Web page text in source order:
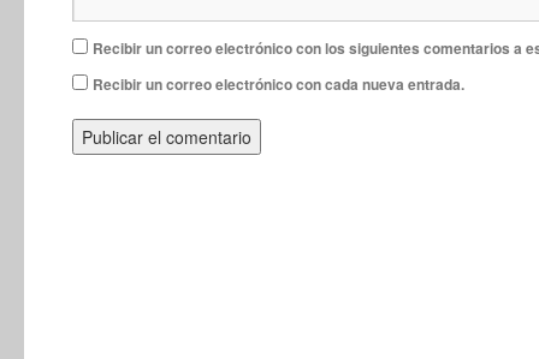
Recibir un correo electrónico con los siguientes comentarios a
Recibir un correo electrónico con cada nueva entrada.